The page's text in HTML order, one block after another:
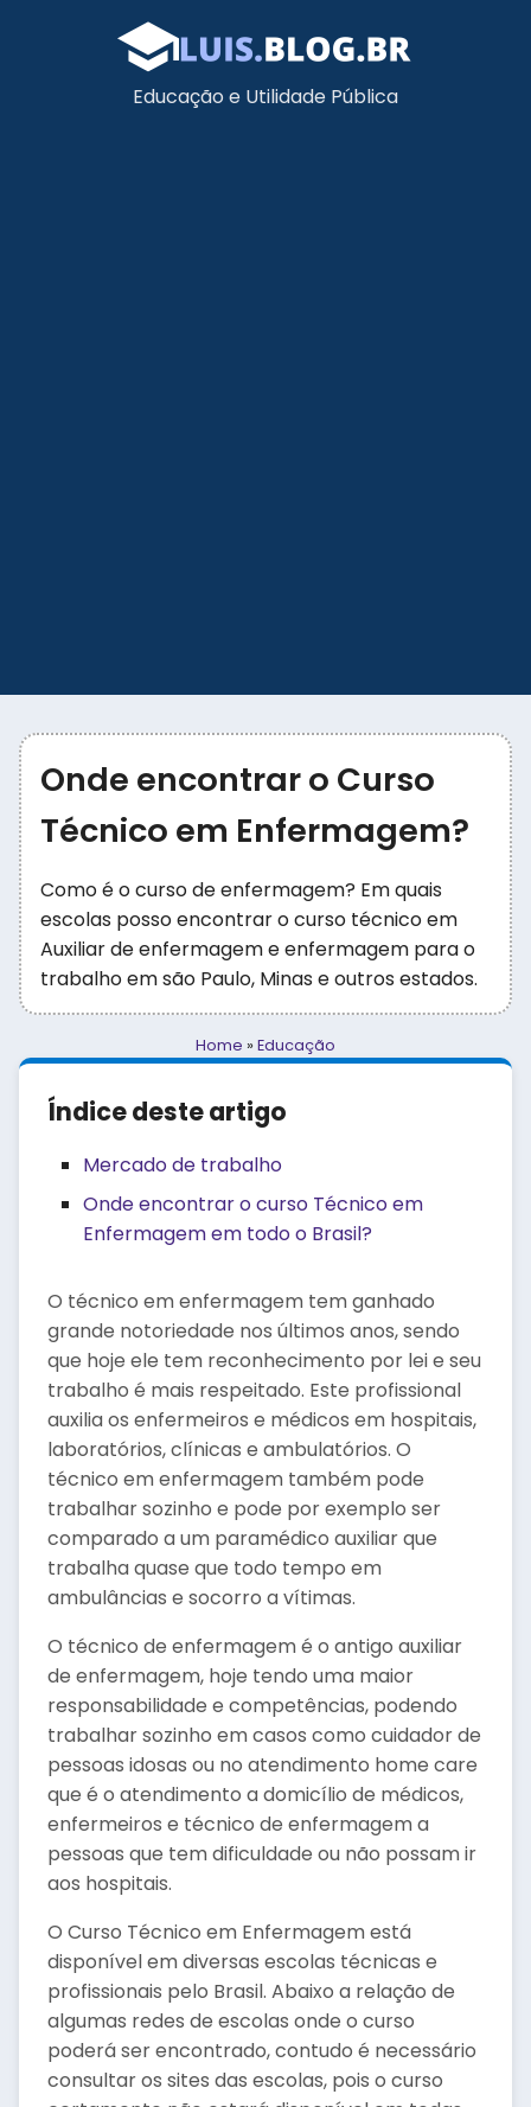
Educação e Utilidade Pública
Onde encontrar o Curso
Técnico em Enfermagem?
Como é o curso de enfermagem? Em quais
escolas posso encontrar o curso técnico em
Auxiliar de enfermagem e enfermagem para o
trabalho em são Paulo, Minas e outros estados.
Home » Educação
Índice deste artigo
Mercado de trabalho
Onde encontrar o curso Técnico em
Enfermagem em todo o Brasil?
O técnico em enfermagem tem ganhado
grande notoriedade nos últimos anos, sendo
que hoje ele tem reconhecimento por lei e seu
trabalho é mais respeitado. Este profissional
auxilia os enfermeiros e médicos em hospitais,
laboratórios, clínicas e ambulatórios. O
técnico em enfermagem também pode
trabalhar sozinho e pode por exemplo ser
comparado a um paramédico auxiliar que
trabalha quase que todo tempo em
ambulâncias e socorro a vítimas.
O técnico de enfermagem é o antigo auxiliar
de enfermagem, hoje tendo uma maior
responsabilidade e competências, podendo
trabalhar sozinho em casos como cuidador de
pessoas idosas ou no atendimento home care
que é o atendimento a domicílio de médicos,
enfermeiros e técnico de enfermagem a
pessoas que tem dificuldade ou não possam ir
aos hospitais.
O Curso Técnico em Enfermagem está
disponível em diversas escolas técnicas e
profissionais pelo Brasil. Abaixo a relação de
algumas redes de escolas onde o curso
poderá ser encontrado, contudo é necessário
consultar os sites das escolas, pois o curso